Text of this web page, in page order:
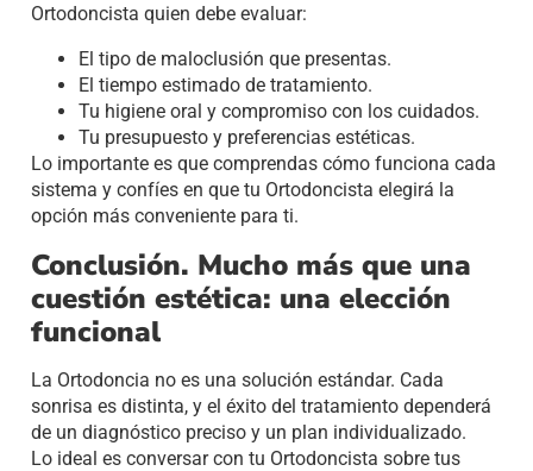
Ortodoncista quien debe evaluar:
El tipo de maloclusión que presentas.
El tiempo estimado de tratamiento.
Tu higiene oral y compromiso con los cuidados.
Tu presupuesto y preferencias estéticas.
Lo importante es que comprendas cómo funciona cada
sistema y confíes en que tu Ortodoncista elegirá la
opción más conveniente para ti.
Conclusión. Mucho más que una
cuestión estética: una elección
funcional
La Ortodoncia no es una solución estándar. Cada
sonrisa es distinta, y el éxito del tratamiento dependerá
de un diagnóstico preciso y un plan individualizado.
Lo ideal es conversar con tu Ortodoncista sobre tus